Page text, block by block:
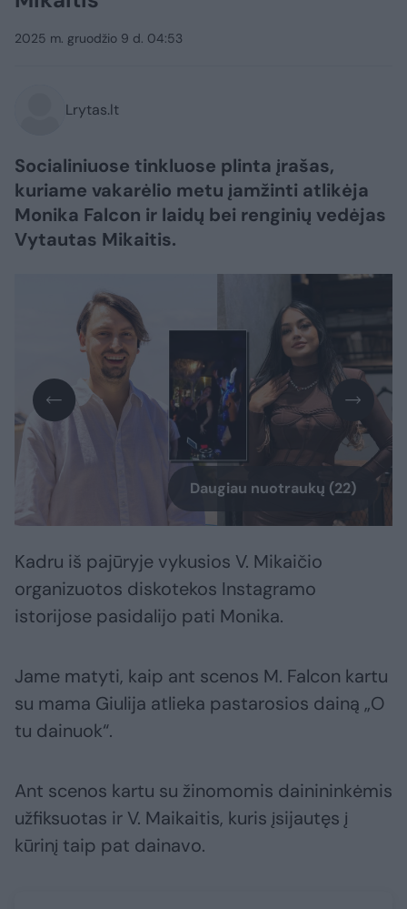
2025 m. gruodžio 9 d. 04:53
Lrytas.lt
Socialiniuose tinkluose plinta įrašas,
kuriame vakarėlio metu įamžinti atlikėja
Monika Falcon ir laidų bei renginių vedėjas
Vytautas Mikaitis.
Daugiau nuotraukų (22)
Kadru iš pajūryje vykusios V. Mikaičio
organizuotos diskotekos Instagramo
istorijose pasidalijo pati Monika.
Jame matyti, kaip ant scenos M. Falcon kartu
su mama Giulija atlieka pastarosios dainą „O
tu dainuok“.
Ant scenos kartu su žinomomis dainininkėmis
užfiksuotas ir V. Maikaitis, kuris įsijautęs į
kūrinį taip pat dainavo.